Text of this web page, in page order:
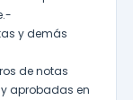
y demás
de notas
aprobadas en